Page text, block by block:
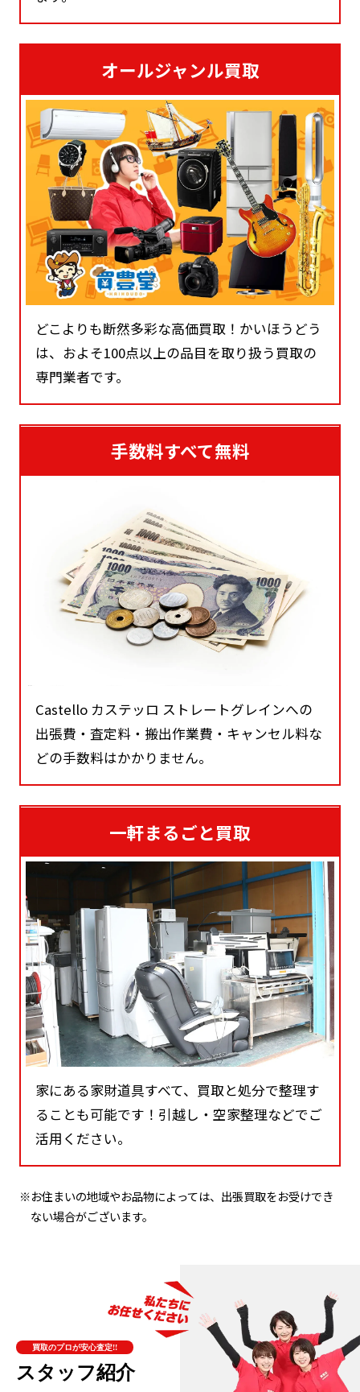
オールジャンル買取
どこよりも断然多彩な高価買取！かいほうどう
は、およそ100点以上の品目を取り扱う買取の
専門業者です。
手数料すべて無料
Castello カステッロ ストレートグレインへの
出張費・査定料・搬出作業費・キャンセル料な
どの手数料はかかりません。
一軒まるごと買取
家にある家財道具すべて、買取と処分で整理す
ることも可能です！引越し・空家整理などでご
活用ください。
※お住まいの地域やお品物によっては、出張買取をお受けでき
ない場合がございます。
買取のプロが安心査定!!
スタッフ紹介